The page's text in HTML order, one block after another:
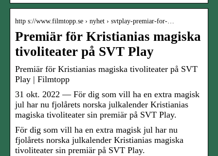
http s://www.filmtopp.se › nyhet › svtplay-premiar-for-…
Premiär för Kristianias magiska
tivoliteater på SVT Play
Premiär för Kristianias magiska tivoliteater på SVT
Play | Filmtopp
31 okt. 2022 — För dig som vill ha en extra magisk
jul har nu fjolårets norska julkalender Kristianias
magiska tivoliteater sin premiär på SVT Play.
För dig som vill ha en extra magisk jul har nu
fjolårets norska julkalender Kristianias magiska
tivoliteater sin premiär på SVT Play.